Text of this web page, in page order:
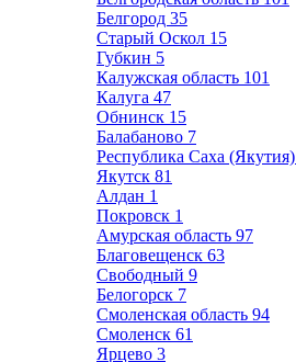
Белгород 35
Старый Оскол 15
Губкин 5
Калужская область 101
Калуга 47
Обнинск 15
Балабаново 7
Республика Саха (Якутия)
Якутск 81
Алдан 1
Покровск 1
Амурская область 97
Благовещенск 63
Свободный 9
Белогорск 7
Смоленская область 94
Смоленск 61
Ярцево 3